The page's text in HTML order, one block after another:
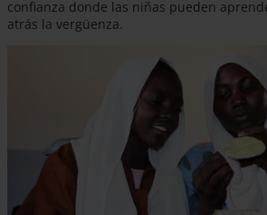
confianza donde las niñas pueden
atrás la vergüenza.